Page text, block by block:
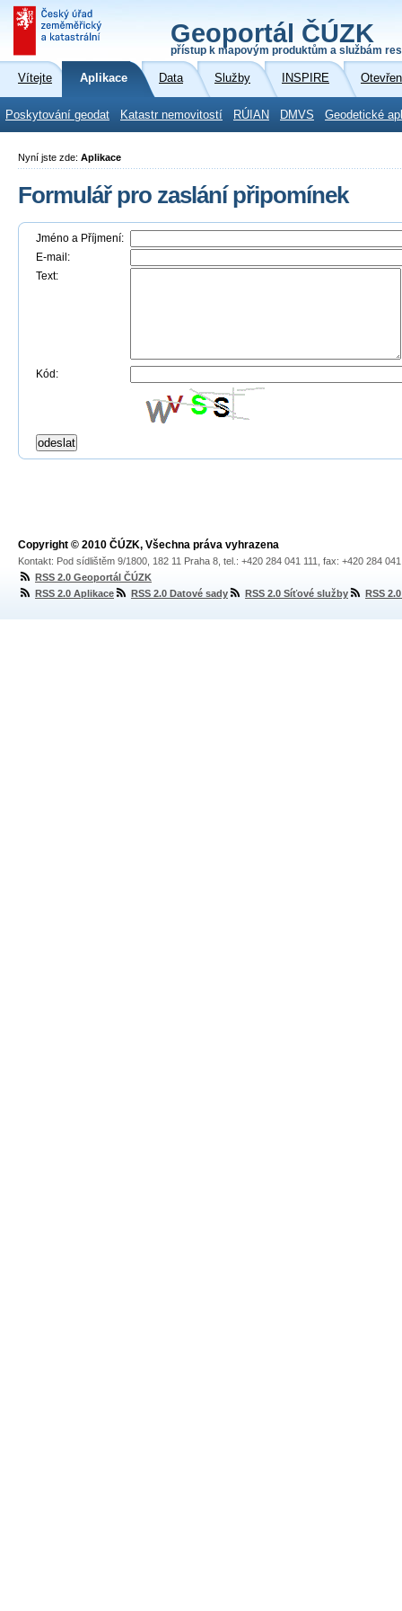
Geoportál ČÚZK
přístup k mapovým produktům a službám
Vítejte Aplikace Data Služby INSPIRE
Poskytování geodat Katastr nemovitostí RÚIAN DMVS Geodetické
Nyní jste zde: Aplikace
Formulář pro zaslání připomínek
Jméno a Příjmení:
E-mail:
Text:
Kód:
Copyright © 2010 ČÚZK, Všechna práva vyhrazena
Kontakt: Pod sídlištěm 9/1800, 182 11 Praha 8, tel.: +420 284 041 111, fax: +420 284
RSS 2.0 Geoportál ČÚZK
RSS 2.0 Aplikace
RSS 2.0 Datové sady RSS 2.0 Síťové služby RSS